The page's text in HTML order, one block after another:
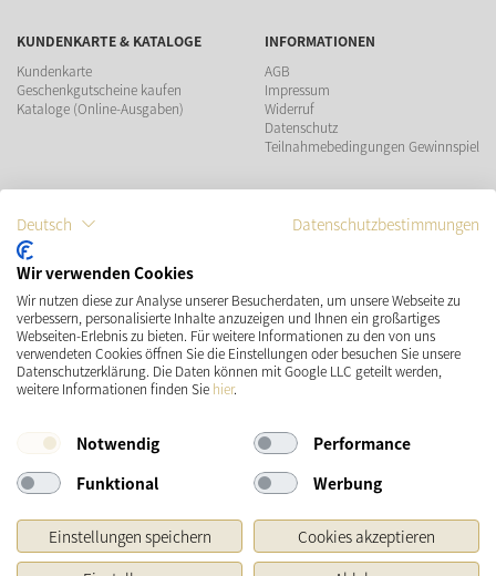
KUNDENKARTE & KATALOGE
Kundenkarte
Geschenkgutscheine kaufen
Kataloge (Online-Ausgaben)
INFORMATIONEN
AGB
Impressum
Widerruf
Datenschutz
Teilnahmebedingungen Gewinnspiel
VERSAND SOCIAL MEDIA
* Preisangaben inkl. gesetzl. MwSt. und zzgl.Versandkosten
Ursprünglicher Preis des Händlers, Unverbindliche Preisempfehlung des Herstellers
Deutsch Datenschutzbestimmungen
Wir verwenden Cookies
Wir nutzen diese zur Analyse unserer Besucherdaten, um unsere Webseite zu
verbessern, personalisierte Inhalte anzuzeigen und Ihnen ein großartiges
Webseiten-Erlebnis zu bieten. Für weitere Informationen zu den von uns
verwendeten Cookies öffnen Sie die Einstellungen oder besuchen Sie unsere
Datenschutzerklärung. Die Daten können mit Google LLC geteilt werden,
weitere Informationen finden Sie hier.
Notwendig
Performance
Funktional
Werbung
Einstellungen speichern
Cookies akzeptieren